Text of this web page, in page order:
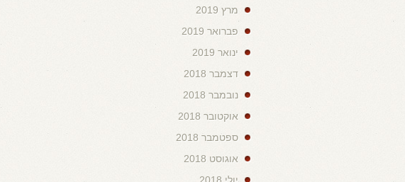
מרץ 2019
פברואר 2019
ינואר 2019
דצמבר 2018
נובמבר 2018
אוקטובר 2018
ספטמבר 2018
אוגוסט 2018